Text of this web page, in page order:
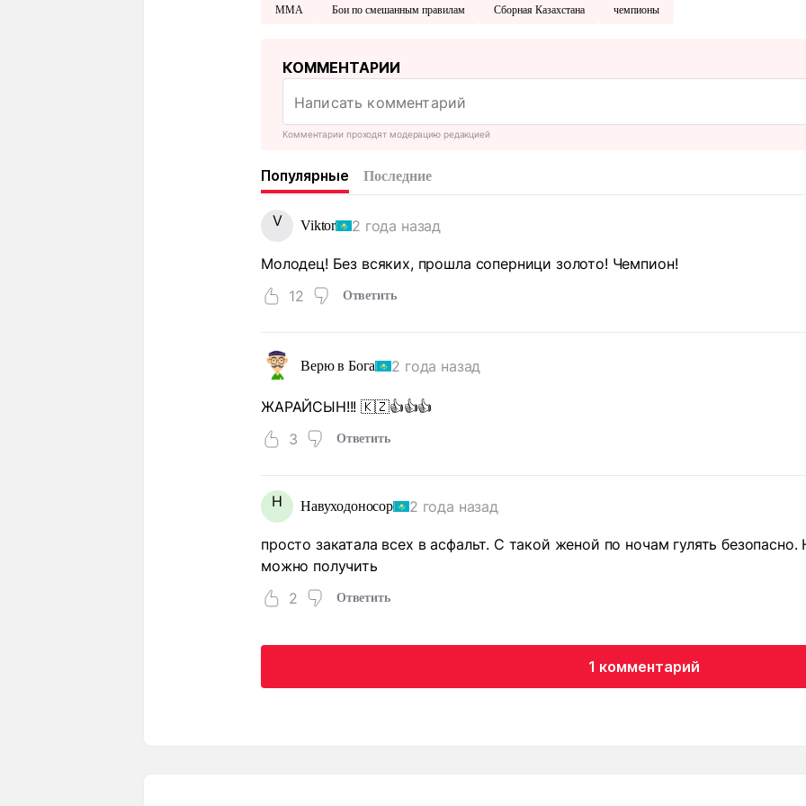
MMA Бои по смешанным правилам Сборная Казахстана чемпионы
КОММЕНТАРИИ
Комментарии проходят модерацию редакцией
Популярные Последние
V Viktor 2 года назад
Молодец! Без всяких, прошла соперници золото! Чемпион!
12
Ответить
Верю в Бога 2 года назад
ЖАРАЙСЫН!!! 🇰🇿👍👍👍
3
Ответить
Н Навуходоносор 2 года назад
просто закатала всех в асфальт. С такой женой по ночам гулять безопасно.
можно получить
2
Ответить
1 комментарий